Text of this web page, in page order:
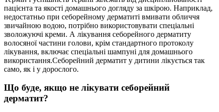
пацієнта та якості домашнього догляду за шкірою. Наприклад,
недостатньо при себорейному дерматиті вмивати обличчя
звичайною водою, потрібно використовувати спеціальні
зволожуючі креми. А лікування себорейного дерматиту
волосяної частини голови, крім стандартного протоколу
лікування, включає спеціальні шампуні для домашнього
використання.Себорейний дерматит у дитини лікується так
само, як і у дорослого.
Що буде, якщо не лікувати себорейний
дерматит?